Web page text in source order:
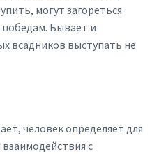
могут загореться
Бывает и
всадников выступать не
человек определяет для
с